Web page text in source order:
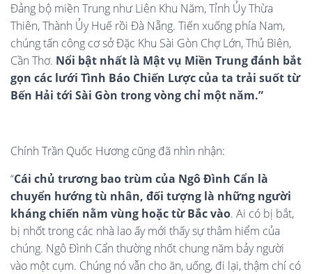
Đảng bộ miền Trung như Liên Khu Năm, Tỉnh Ủy Thừa
Thiên, Thành Ủy Huế rồi Đà Nẵng. Tiến xuống phía Nam,
chúng tấn công cơ sở Đặc Khu Sài Gòn Chợ Lớn, Thủ Biên,
Cần Thơ. Nổi bật nhất là Mật vụ Miền Trung đánh bắt
gọn các lưới Tình Báo Chiến Lược của ta trải suốt từ
Bến Hải tới Sài Gòn trong vòng chỉ một năm.”
Chính Trần Quốc Hương cũng đã nhìn nhận:
“Cái chủ trương bao trùm của Ngô Đình Cẩn là
chuyển hướng tù nhân, đối tượng là những người
kháng chiến nằm vùng hoặc từ Bắc vào. Ai có bị bắt,
bị nhốt trong các nhà lao ấy mới thấy sự thâm hiểm của
chúng. Ngô Đình Cẩn thường nhốt chung năm bảy người
vào một cụm. Chúng nó vẫn cho ăn, uống, đi lại, thậm chí có